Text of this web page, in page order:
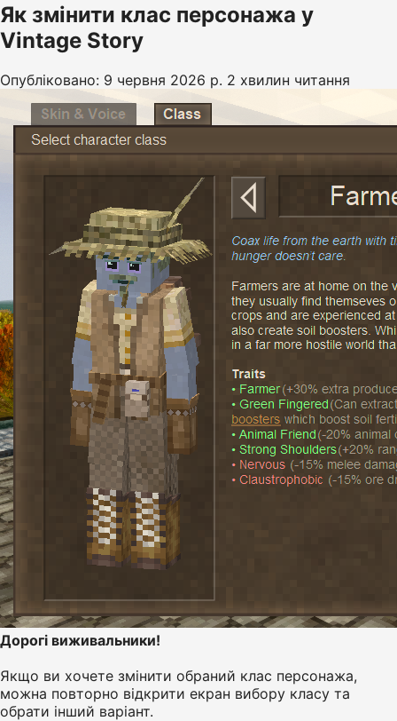
Як змінити клас персонажа у
Vintage Story
Опубліковано: 9 червня 2026 р. 2 хвилин читання
Дорогі виживальники!
Якщо ви хочете змінити обраний клас персонажа,
можна повторно відкрити екран вибору класу та
обрати інший варіант.